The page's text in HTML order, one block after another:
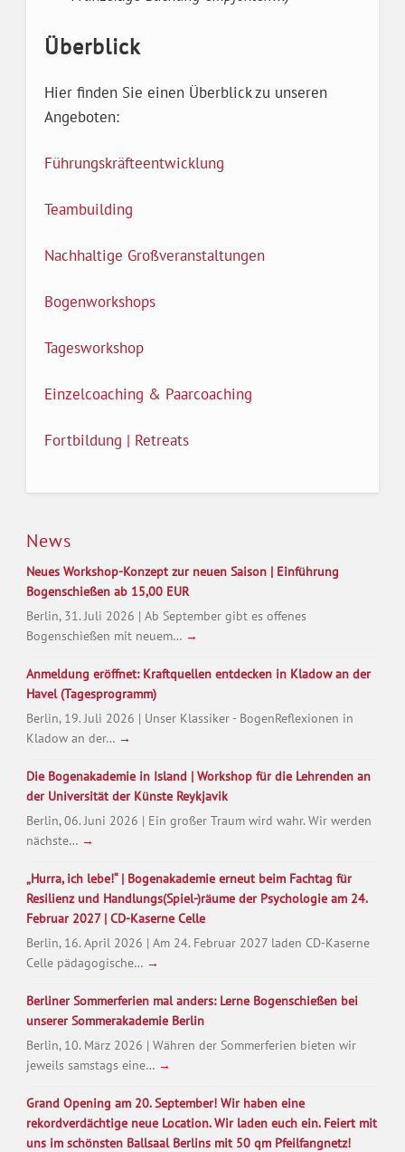
Überblick
Hier finden Sie einen Überblick zu unseren
Angeboten:
Führungskräfteentwicklung
Teambuilding
Nachhaltige Großveranstaltungen
Bogenworkshops
Tagesworkshop
Einzelcoaching & Paarcoaching
Fortbildung | Retreats
News
Neues Workshop-Konzept zur neuen Saison | Einführung
Bogenschießen ab 15,00 EUR
Berlin, 31. Juli 2026 | Ab September gibt es offenes
Bogenschießen mit neuem… →
Anmeldung eröffnet: Kraftquellen entdecken in Kladow an der
Havel (Tagesprogramm)
Berlin, 19. Juli 2026 | Unser Klassiker - BogenReflexionen in
Kladow an der… →
Die Bogenakademie in Island | Workshop für die Lehrenden an
der Universität der Künste Reykjavik
Berlin, 06. Juni 2026 | Ein großer Traum wird wahr. Wir werden
nächste… →
„Hurra, ich lebe!“ | Bogenakademie erneut beim Fachtag für
Resilienz und Handlungs(Spiel-)räume der Psychologie am 24.
Februar 2027 | CD-Kaserne Celle
Berlin, 16. April 2026 | Am 24. Februar 2027 laden CD-Kaserne
Celle pädagogische… →
Berliner Sommerferien mal anders: Lerne Bogenschießen bei
unserer Sommerakademie Berlin
Berlin, 10. März 2026 | Währen der Sommerferien bieten wir
jeweils samstags eine… →
Grand Opening am 20. September! Wir haben eine
rekordverdächtige neue Location. Wir laden euch ein. Feiert mit
uns im schönsten Ballsaal Berlins mit 50 qm Pfeilfangnetz!